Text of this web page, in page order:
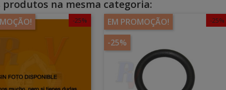
produtos na mesma categoria:
-25% -25%
EM PROMOÇÃO!
-25%